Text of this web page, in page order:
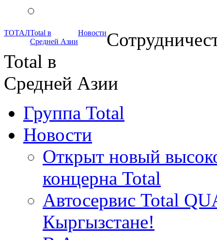
ТОТАЛTotal в
Средней Азии
Новости
Total в
Средней Азии
Группа Total
Новости
Открыт новый
концерна Total
Автосервис Total
Кыргызстане!